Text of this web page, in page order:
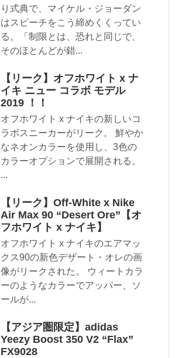
り式典で、マイケル・ジョーダン
はスピーチをこう締めくくってい
る。「制限とは、恐れと同じで、
そのほとんどが錯...
【リーク】オフホワイト x ナ
イキ ニュー コラボ モデル
2019 ！！
オフホワイト x ナイキの新しいコ
ラボスニーカーがリーク。 鮮やか
なネオンカラーを使用し、3色の
カラーオプションで展開される。
...
【リーク】Off-White x Nike
Air Max 90 “Desert Ore”【オ
フホワイト x ナイキ】
オフホワイト x ナイキのエアマッ
クス90の新色デザート・オレの画
像がリークされた。 ウィートカラ
ーのようなカラーでアッパー、ソ
ールが...
【アジア圏限定】adidas
Yeezy Boost 350 V2 “Flax”
FX9028